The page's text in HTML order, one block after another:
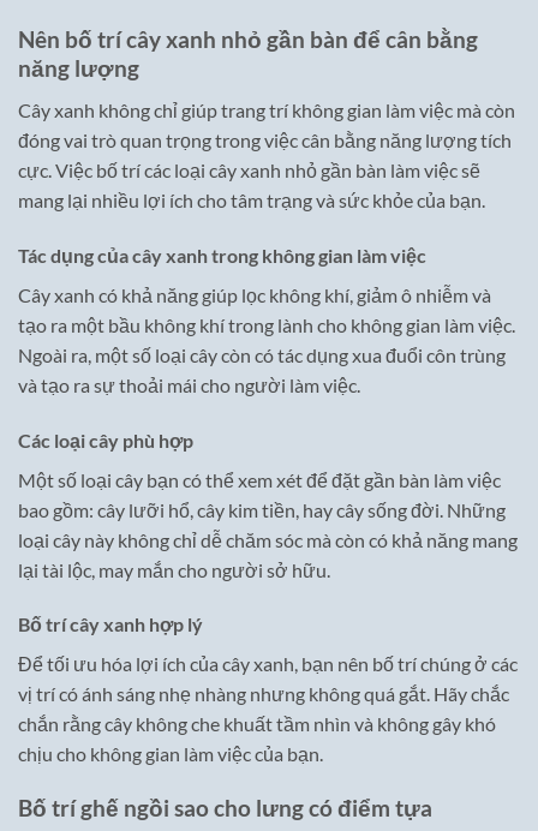
Nên bố trí cây xanh nhỏ gần bàn để cân bằng
năng lượng
Cây xanh không chỉ giúp trang trí không gian làm việc mà còn
đóng vai trò quan trọng trong việc cân bằng năng lượng tích
cực. Việc bố trí các loại cây xanh nhỏ gần bàn làm việc sẽ
mang lại nhiều lợi ích cho tâm trạng và sức khỏe của bạn.
Tác dụng của cây xanh trong không gian làm việc
Cây xanh có khả năng giúp lọc không khí, giảm ô nhiễm và
tạo ra một bầu không khí trong lành cho không gian làm việc.
Ngoài ra, một số loại cây còn có tác dụng xua đuổi côn trùng
và tạo ra sự thoải mái cho người làm việc.
Các loại cây phù hợp
Một số loại cây bạn có thể xem xét để đặt gần bàn làm việc
bao gồm: cây lưỡi hổ, cây kim tiền, hay cây sống đời. Những
loại cây này không chỉ dễ chăm sóc mà còn có khả năng mang
lại tài lộc, may mắn cho người sở hữu.
Bố trí cây xanh hợp lý
Để tối ưu hóa lợi ích của cây xanh, bạn nên bố trí chúng ở các
vị trí có ánh sáng nhẹ nhàng nhưng không quá gắt. Hãy chắc
chắn rằng cây không che khuất tầm nhìn và không gây khó
chịu cho không gian làm việc của bạn.
Bố trí ghế ngồi sao cho lưng có điểm tựa